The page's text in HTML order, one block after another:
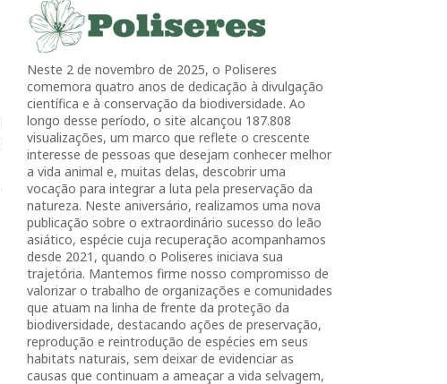
Neste 2 de novembro de 2025, o Poliseres
comemora quatro anos de dedicação à divulgação
científica e à conservação da biodiversidade. Ao
longo desse período, o site alcançou 187.808
visualizações, um marco que reflete o crescente
interesse de pessoas que desejam conhecer melhor
a vida animal e, muitas delas, descobrir uma
vocação para integrar a luta pela preservação da
natureza. Neste aniversário, realizamos uma nova
publicação sobre o extraordinário sucesso do leão
asiático, espécie cuja recuperação acompanhamos
desde 2021, quando o Poliseres iniciava sua
trajetória. Mantemos firme nosso compromisso de
valorizar o trabalho de organizações e comunidades
que atuam na linha de frente da proteção da
biodiversidade, destacando ações de preservação,
reprodução e reintrodução de espécies em seus
habitats naturais, sem deixar de evidenciar as
causas que continuam a ameaçar a vida selvagem,